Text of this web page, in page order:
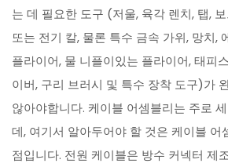
는 데 필요한 도구 (저울, 육각 렌치, 탭,
또는 전기 칼, 물론 특수 금속 가위, 망치,
플라이어, 물 니플이있는 플라이어, 태피
이버, 구리 브러시 및 특수 장착 도구)가
않아야합니다. 케이블 어셈블리는 주로
데, 여기서 알아두어야 할 것은 케이블 어
점입니다. 전원 케이블은 방수 커넥터 제